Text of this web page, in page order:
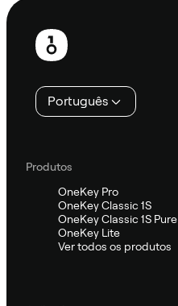
Rodapé
Português
Produtos
OneKey Pro
OneKey Classic 1S
OneKey Classic 1S Pure
OneKey Lite
Ver todos os produtos